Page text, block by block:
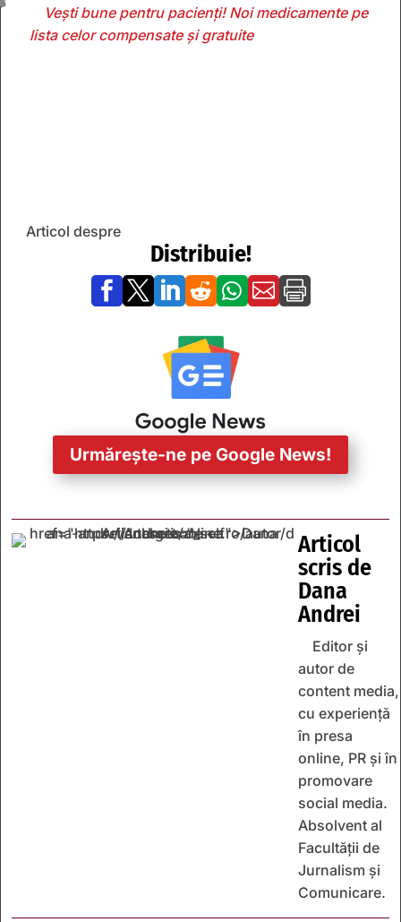
Vești bune pentru pacienți! Noi medicamente pe
lista celor compensate și gratuite
Articol despre
Distribuie!
      
Urmărește-ne pe Google News!
Articol
scris de
Dana
Andrei
Editor și
autor de
content media,
cu experiență
în presa
online, PR și în
promovare
social media.
Absolvent al
Facultății de
Jurnalism și
Comunicare.